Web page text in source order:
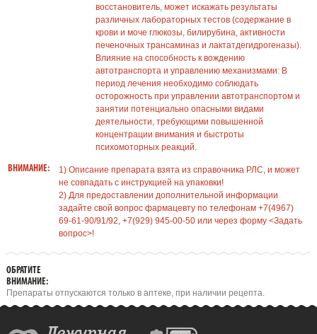
восстановитель, может искажать результаты
различных лабораторных тестов (содержание в
крови и моче глюкозы, билирубина, активности
печеночных трансаминаз и лактатдегидрогеназы).
Влияние на способность к вождению
автотранспорта и управлению механизмами: В
период лечения необходимо соблюдать
осторожность при управлении автотранспортом и
занятии потенциально опасными видами
деятельности, требующими повышенной
концентрации внимания и быстроты
психомоторных реакций.
ВНИМАНИЕ:
1) Описание препарата взята из справочника РЛС, и может
не совпадать с инструкцией на упаковки!
2) Для предоставлении дополнительной информации
задайте свой вопрос фармацевту по телефонам +7(4967)
69-61-90/91/92, +7(929) 945-00-50 или через форму <Задать
вопрос>!
ОБРАТИТЕ
ВНИМАНИЕ:
Препараты отпускаются только в аптеке, при наличии рецепта.